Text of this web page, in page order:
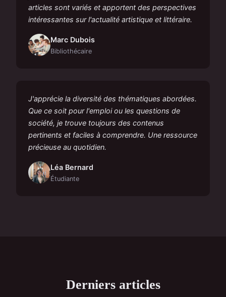
articles sont variés et apportent des perspectives
intéressantes sur l'actualité artistique et littéraire.
Marc Dubois
Bibliothécaire
J'apprécie la diversité des thématiques abordées.
Que ce soit pour l'emploi ou les questions de
société, je trouve toujours des contenus
pertinents et faciles à comprendre. Une ressource
précieuse au quotidien.
Léa Bernard
Étudiante
Derniers articles